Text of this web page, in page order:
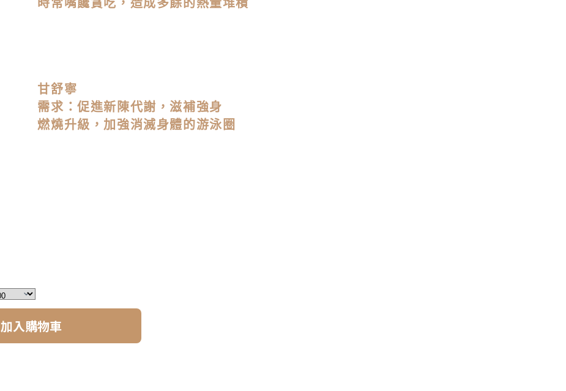
時常嘴饞貪吃，造成多餘的熱量堆積
甘舒寧
需求：促進新陳代謝，滋補強身
燃燒升級，加強消滅身體的游泳圈
加入購物車